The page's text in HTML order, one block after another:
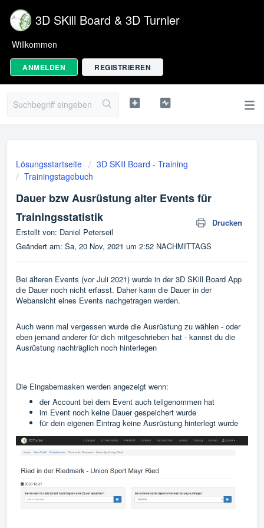
3D SKill Board & 3D Turnier
Willkommen
ANMELDEN REGISTRIEREN
Lösungsstartseite
3D SKill Board - Training
Trainingstagebuch
Dauer bzw Ausrüstung alter Events für
Trainingsstatistik
Drucken
Erstellt von: Daniel Peterseil
Geändert am: Sa, 20 Nov, 2021 um 2:52 NACHMITTAGS
Bei älteren Events (vor Juli 2021) wurde in der 3D SKill Board App
die Dauer noch nicht erfasst. Daher kann die Dauer in der
Webansicht eines Events nachgetragen werden.
Auch wenn mal vergessen wurde die Ausrüstung zu wählen - oder
eben jemand anderer für dich mitgeschrieben hat - kannst du die
Ausrüstung nachträglich noch hinterlegen
Die Eingabemasken werden angezeigt wenn:
der Account bei dem Event auch teilgenommen hat
im Event noch keine Dauer gespeichert wurde
für dein eigenen Eintrag keine Ausrüstung hinterlegt wurde